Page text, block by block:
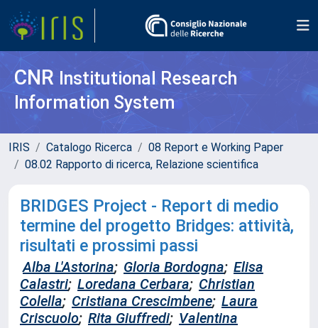
CNR Institutional Research
Information System
IRIS Catalogo Ricerca
08 Report e Working Paper
08.02 Rapporto di ricerca, Relazione scientifica
BRIDGES Project - Report di medio
termine del progetto Bridges: attività,
risultati e prossimi passi
Alba L'Astorina; Gloria Bordogna; Elisa
Calastri; Loredana Cerbara; Christian
Colella; Cristiana Crescimbene; Laura
Criscuolo; Rita Giuffredi; Valentina